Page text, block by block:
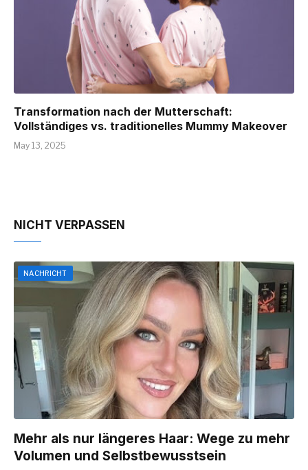
Transformation nach der Mutterschaft:
Vollständiges vs. traditionelles Mummy Makeover
May 13, 2025
NICHT VERPASSEN
NACHRICHT
Mehr als nur längeres Haar: Wege zu mehr
Volumen und Selbstbewusstsein